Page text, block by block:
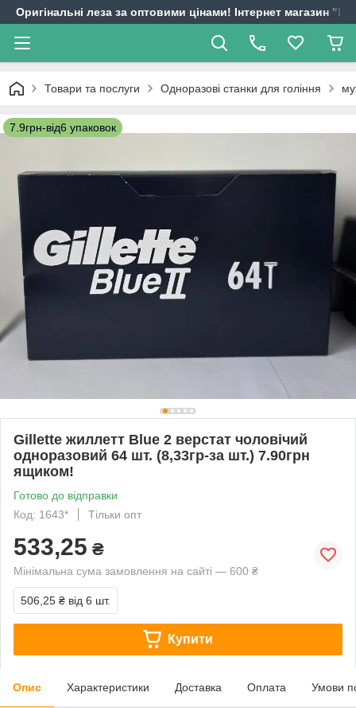
Оригінальні леза за оптовими цінами! Інтернет магазин
Товари та послуги Одноразові станки для гоління
7.9грн-від6 упаковок
Gillette жиллетт Blue 2 верстат чоловічий
одноразовий 64 шт. (8,33гр-за шт.) 7.90грн
ящиком!
Готово до відправки
Код: 1643*
Тільки опт
533,25 ₴
Мінімальна сума замовлення на сайті — 600 ₴
506,25 ₴ від 6 шт.
Купити
Опис Характеристики Доставка Оплата Умови